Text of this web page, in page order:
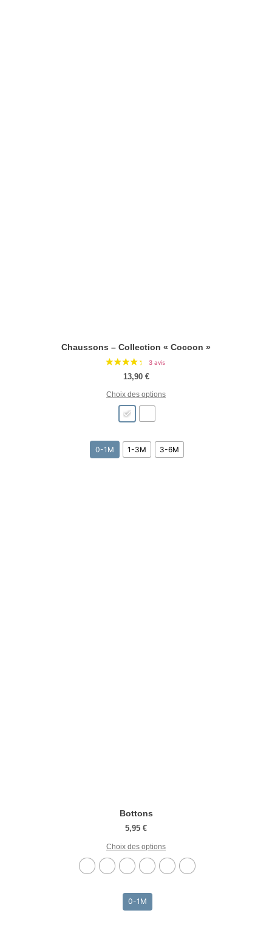
Chaussons – Collection « Cocoon »
13,90 €
Choix des options
0-1M 1-3M 3-6M
Bottons
5,95 €
Choix des options
0-1M